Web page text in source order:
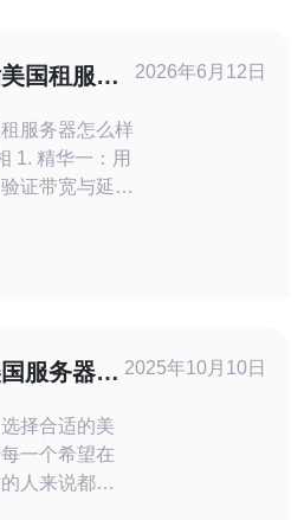
国租服务
服务器怎么样
证带宽与延迟
第三方测试方
2026年6月12日
服务器托
择合适的美
一个希望在
人来说都是
2025年10月10日